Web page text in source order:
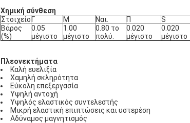
Χημική σύνθεση
Στοιχείο Γ Μ Ναι. Π S
Βάρος
(%)
0.05
μέγιστο
1.00
μέγιστο
0.80 το
πολύ.
0.020
μέγιστο
0.020
μέγιστο
Πλεονεκτήματα
Καλή ευελιξία
Χαμηλή σκληρότητα
Εύκολη επεξεργασία
Υψηλή αντοχή
Υψηλός ελαστικός συντελεστής
Μικρή ελαστική επιπτώσεις και υστερέση
Αδύναμος μαγνητισμός